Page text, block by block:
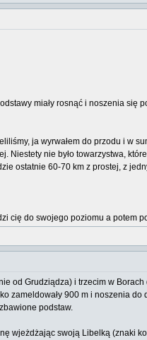
miały rosnąć i noszenia się
ja wyrwałem do przodu i w
Niestety nie było towarzystwa,
ostatnie 60-70 km z prostej, z
cię do swojego poziomu a potem
od Grudziądza) i trzecim w
zameldowały 900 m i noszenia do
podstaw.
wjeżdżając swoją Libelką (znaki